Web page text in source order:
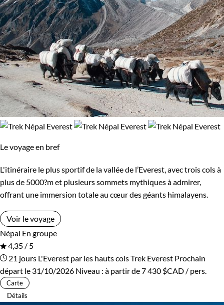
Le voyage en bref
L'itinéraire le plus sportif de la vallée de l’Everest, avec trois cols à
plus de 5000?m et plusieurs sommets mythiques à admirer,
offrant une immersion totale au cœur des géants himalayens.
Voir le voyage
Népal En groupe
4,35 / 5
21 jours L'Everest par les hauts colsTrek Everest Prochain
départ le 31/10/2026 Niveau : à partir de7 430 $CAD / pers.
Carte
Détails